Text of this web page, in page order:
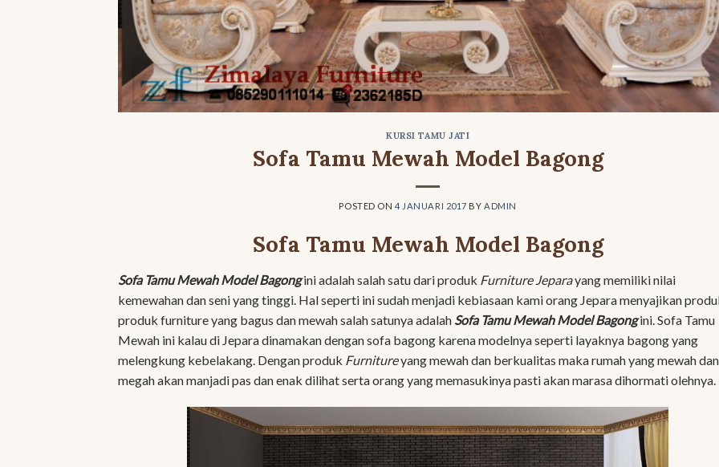
KURSI TAMU JATI
Sofa Tamu Mewah Model Bagong
POSTED ON4 JANUARI 2017 BYADMIN
Sofa Tamu Mewah Model Bagong
Sofa Tamu Mewah Model Bagongini adalah salah satu dari produk Furniture Jeparayang memiliki nilai
kemewahan dan seni yang tinggi. Hal seperti ini sudah menjadi kebiasaan kami orang Jepara menyajikan
produk furniture yang bagus dan mewah salah satunya adalah Sofa Tamu Mewah Model Bagongini. Sofa Tamu
Mewah ini kalau di Jepara dinamakan dengan sofa bagong karena modelnya seperti layaknya bagong yang
melengkung kebelakang. Dengan produk Furnitureyang mewah dan berkualitas maka rumah yang mewah dan
megah akan manjadi pas dan enak dilihat serta orang yang memasukinya pasti akan marasa dihormati olehnya.